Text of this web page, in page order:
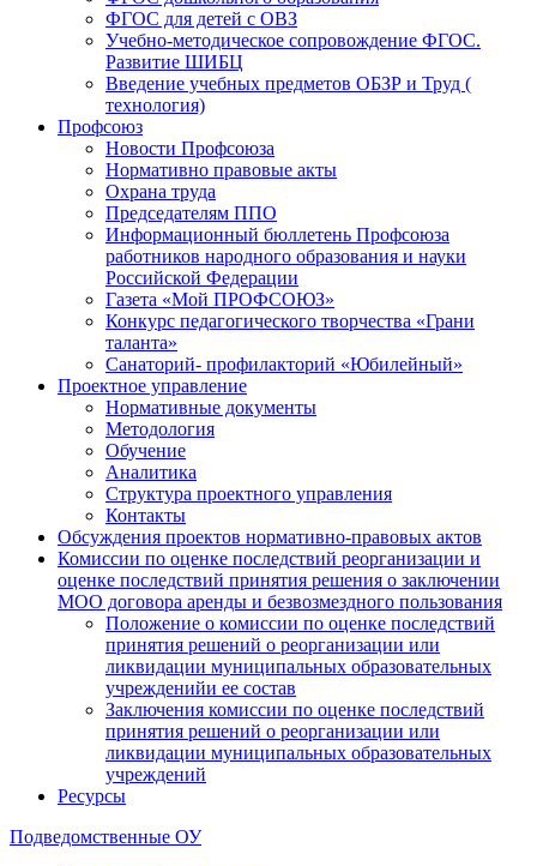
ФГОС для детей с ОВЗ
Учебно-методическое сопровождение ФГОС.
Развитие ШИБЦ
Введение учебных предметов ОБЗР и Труд (
технология)
Профсоюз
Новости Профсоюза
Нормативно правовые акты
Охрана труда
Председателям ППО
Информационный бюллетень Профсоюза
работников народного образования и науки
Российской Федерации
Газета «Мой ПРОФСОЮЗ»
Конкурс педагогического творчества «Грани
таланта»
Санаторий- профилакторий «Юбилейный»
Проектное управление
Нормативные документы
Методология
Обучение
Аналитика
Структура проектного управления
Контакты
Обсуждения проектов нормативно-правовых актов
Комиссии по оценке последствий реорганизации и
оценке последствий принятия решения о заключении
МОО договора аренды и безвозмездного пользования
Положение о комиссии по оценке последствий
принятия решений о реорганизации или
ликвидации муниципальных образовательных
учрежденийи ее состав
Заключения комиссии по оценке последствий
принятия решений о реорганизации или
ликвидации муниципальных образовательных
учреждений
Ресурсы
Подведомственные ОУ